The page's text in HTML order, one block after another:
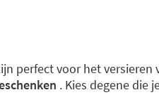
perfect voor het
. Kies degene die